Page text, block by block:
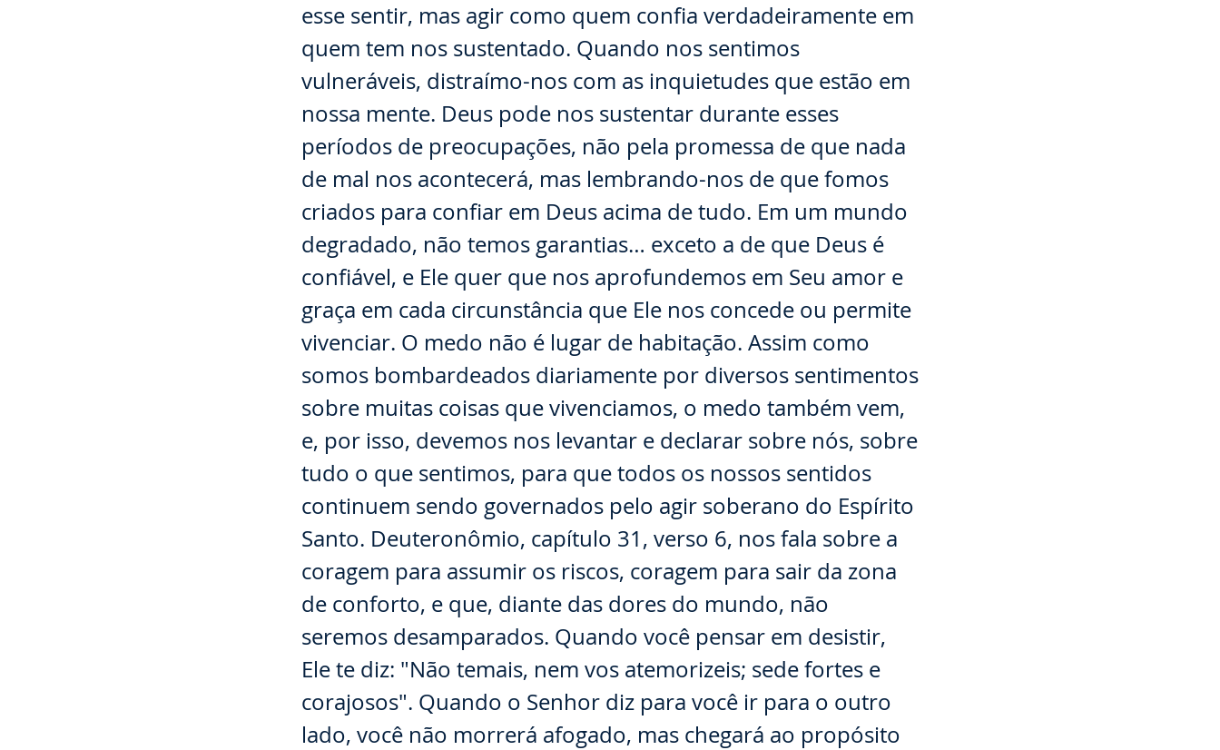
esse sentir, mas agir como quem confia verdadeiramente em
quem tem nos sustentado. Quando nos sentimos
vulneráveis, distraímo-nos com as inquietudes que estão em
nossa mente. Deus pode nos sustentar durante esses
períodos de preocupações, não pela promessa de que nada
de mal nos acontecerá, mas lembrando-nos de que fomos
criados para confiar em Deus acima de tudo. Em um mundo
degradado, não temos garantias… exceto a de que Deus é
confiável, e Ele quer que nos aprofundemos em Seu amor e
graça em cada circunstância que Ele nos concede ou permite
vivenciar. O medo não é lugar de habitação. Assim como
somos bombardeados diariamente por diversos sentimentos
sobre muitas coisas que vivenciamos, o medo também vem,
e, por isso, devemos nos levantar e declarar sobre nós, sobre
tudo o que sentimos, para que todos os nossos sentidos
continuem sendo governados pelo agir soberano do Espírito
Santo. Deuteronômio, capítulo 31, verso 6, nos fala sobre a
coragem para assumir os riscos, coragem para sair da zona
de conforto, e que, diante das dores do mundo, não
seremos desamparados. Quando você pensar em desistir,
Ele te diz: "Não temais, nem vos atemorizeis; sede fortes e
corajosos". Quando o Senhor diz para você ir para o outro
lado, você não morrerá afogado, mas chegará ao propósito